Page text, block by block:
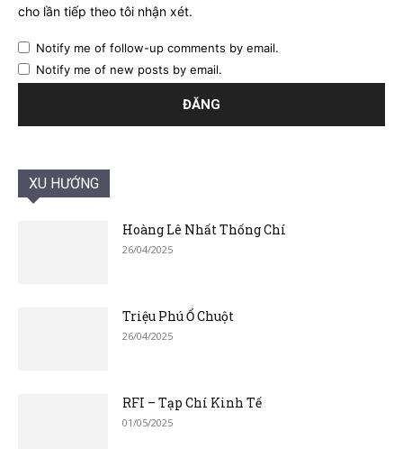
cho lần tiếp theo tôi nhận xét.
Notify me of follow-up comments by email.
Notify me of new posts by email.
XU HƯỚNG
Hoàng Lê Nhất Thống Chí
26/04/2025
Triệu Phú Ổ Chuột
26/04/2025
RFI – Tạp Chí Kinh Tế
01/05/2025